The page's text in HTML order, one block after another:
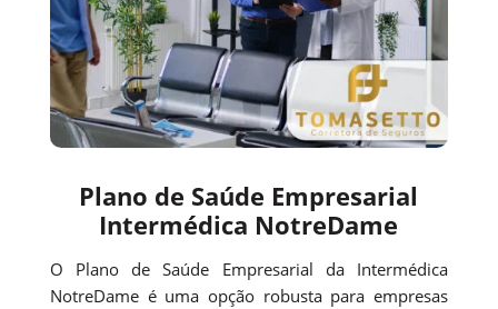
Plano de Saúde Empresarial
Intermédica NotreDame
O Plano de Saúde Empresarial da Intermédica
NotreDame é uma opção robusta para empresas